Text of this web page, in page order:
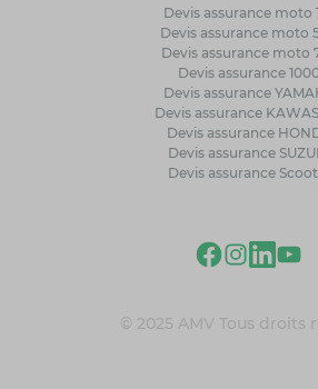
Devis assurance moto
Devis assurance moto
Devis assurance moto
Devis assurance
Devis assurance
Devis assurance
Devis assurance
Devis assurance
Devis assurance
© 2025 AMV Tous droits